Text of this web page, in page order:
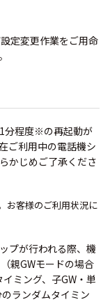
定変更作業をご用命
分程度※の再起動が
ご利用中の電話機シ
かじめご了承くださ
客様のご利用状況に
プが行われる際、機
親GWモードの場合
ミング、子GW・単
ランダムタイミン